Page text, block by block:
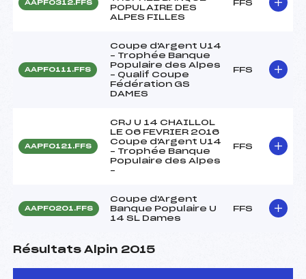
AAPF0312.FFS
POPULAIRE DES
ALPES FILLES
FFS
AAPF0111.FFS
Coupe d'Argent U14
– Trophée Banque
Populaire des Alpes
– Qualif Coupe
Fédération GS
DAMES
FFS
AAPF0121.FFS
CRJ U 14 CHAILLOL
LE 06 FEVRIER 2016
Coupe d'Argent U14
– Trophée Banque
Populaire des Alpes
–
FFS
AAPF0201.FFS
Coupe d'Argent
Banque Populaire U
14 SL Dames
FFS
Résultats Alpin 2015